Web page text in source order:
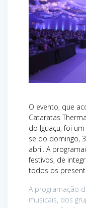
O evento, que
Cataratas
do Iguaçu, foi
se do domingo,
abril. A
festivos, de
todos os
A programação
musicais, dos